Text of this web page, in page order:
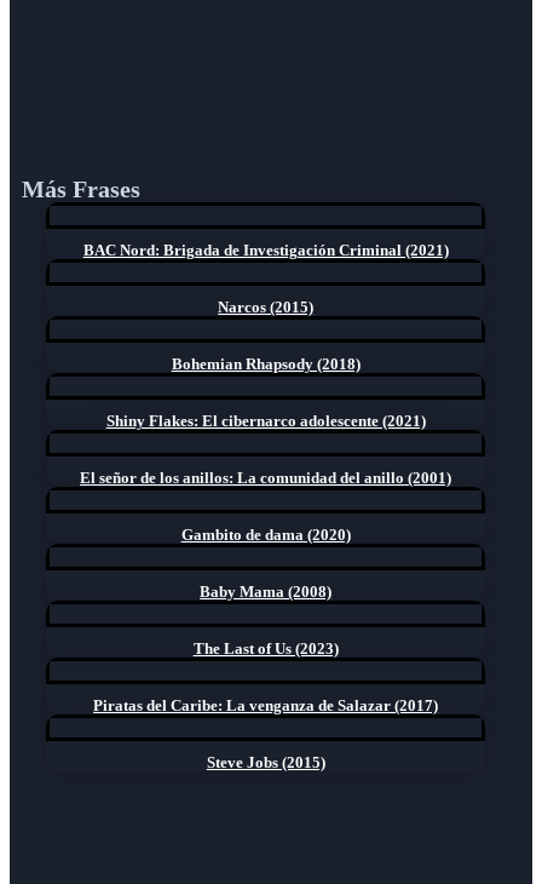
Más Frases
BAC Nord: Brigada de Investigación Criminal (2021)
Narcos (2015)
Bohemian Rhapsody (2018)
Shiny Flakes: El cibernarco adolescente (2021)
El señor de los anillos: La comunidad del anillo (2001)
Gambito de dama (2020)
Baby Mama (2008)
The Last of Us (2023)
Piratas del Caribe: La venganza de Salazar (2017)
Steve Jobs (2015)